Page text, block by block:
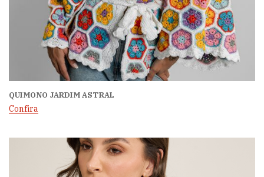
QUIMONO JARDIM ASTRAL
Confira